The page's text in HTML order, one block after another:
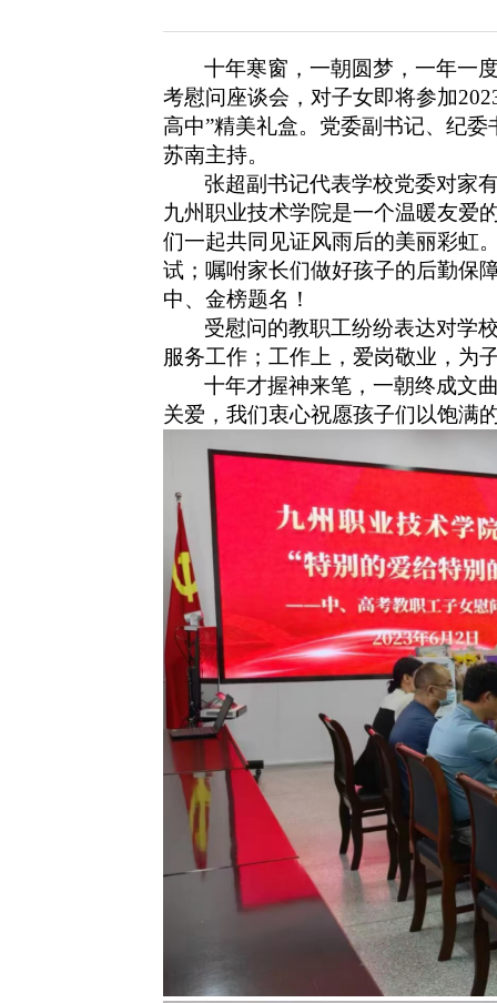
十年寒窗，一朝圆梦，一年一
考慰问座谈会，对子女即将参加
高中”精美礼盒。 党委副书记、 纪委
苏南主持。
张超副书记代表学校党委对家
九州职业技术学院是一个温暖友爱
们一起共同见证风雨后的美丽彩虹
试；嘱咐家长们做好孩子的后勤保
中、金榜题名！
受慰问的教职工纷纷表达对学
服务工作；工作上，爱岗敬业，为
十年才握神来笔，一朝终成文
关爱，我们衷心祝愿孩子们以饱满